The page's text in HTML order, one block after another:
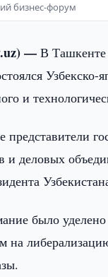
бизнес-форум
—В Ташкенте
и
и деловых
было
на